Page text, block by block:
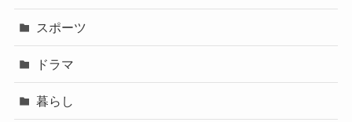
スポーツ
ドラマ
暮らし